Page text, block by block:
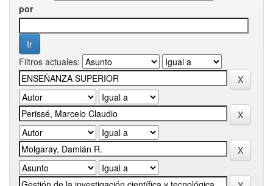
por
Filtros actuales: